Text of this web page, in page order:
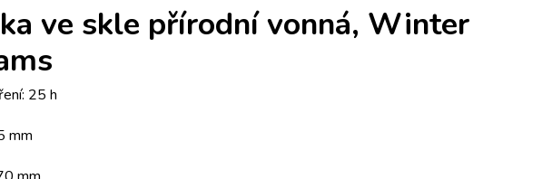
ve skle přírodní vonná, Winter
25 h
mm